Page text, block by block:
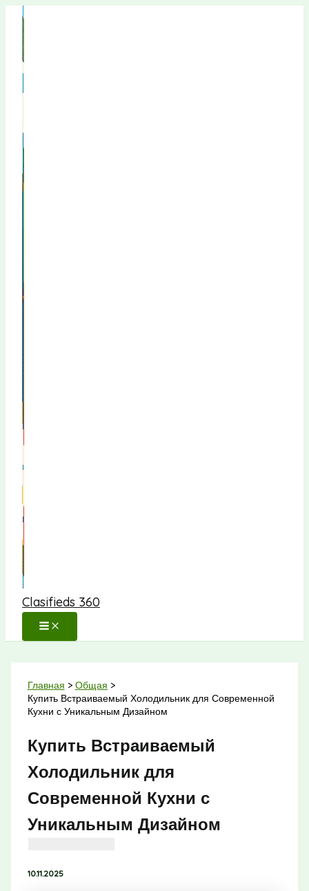
содержимому
Clasifieds 360
Главная
Общая
Купить Встраиваемый Холодильник для Современной
Кухни с Уникальным Дизайном
Купить Встраиваемый
Холодильник для
Современной Кухни с
Уникальным Дизайном
10.11.2025